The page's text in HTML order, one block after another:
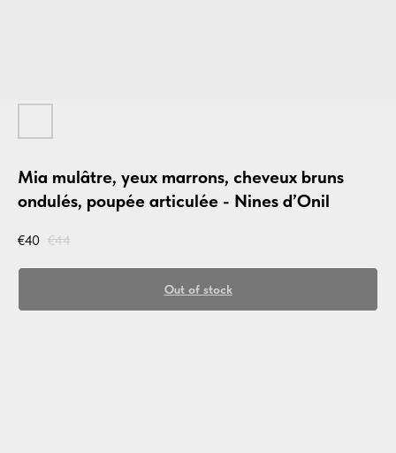
Mia mulâtre, yeux marrons, cheveux bruns
ondulés, poupée articulée - Nines d’Onil
€40 €44
Out of stock